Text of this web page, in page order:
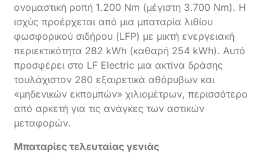
ονομαστική ροπή 1.200 Nm (μέγιστη 3.700 Nm). Η
ισχύς προέρχεται από μια μπαταρία λιθίου
φωσφορικού σιδήρου (LFP) με μικτή ενεργειακή
περιεκτικότητα 282 kWh (καθαρή 254 kWh). Αυτό
προσφέρει στο LF Electric μια ακτίνα δράσης
τουλάχιστον 280 εξαιρετικά αθόρυβων και
«μηδενικών εκπομπών» χιλιομέτρων, περισσότερο
από αρκετή για τις ανάγκες των αστικών
μεταφορών.
Μπαταρίες τελευταίας γενιάς